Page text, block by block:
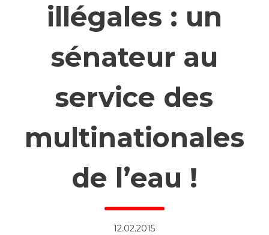
illégales : un
sénateur au
service des
multinationales
de l’eau !
12.02.2015